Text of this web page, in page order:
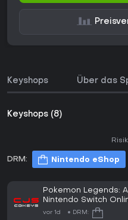
Keyshops Über das
Keyshops (8)
DRM: Nintendo eShop
Pokemon Legends:
Nintendo Switch
Activation (GLOBAL)
vor 1d DRM: